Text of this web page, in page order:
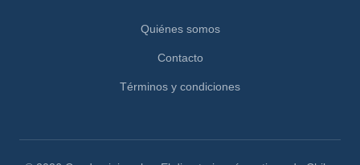
Quiénes somos
Contacto
Términos y condiciones